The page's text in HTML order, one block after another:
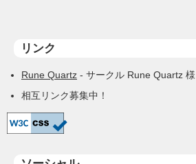
リンク
Rune Quartz - サークル Rune Quartz 様
相互リンク募集中！